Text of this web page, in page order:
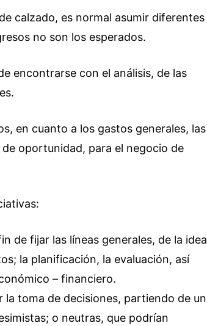
calzado, es normal asumir diferentes
no son los esperados.
encontrarse con el análisis, de las
en cuanto a los gastos generales, las
oportunidad, para el negocio de
de fijar las líneas generales, de la idea
la planificación, la evaluación, así
– financiero.
toma de decisiones, partiendo de un
o neutras, que podrían